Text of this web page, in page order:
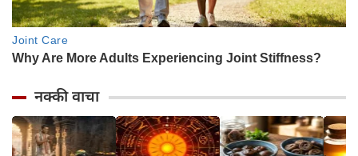
नक्की वाचा